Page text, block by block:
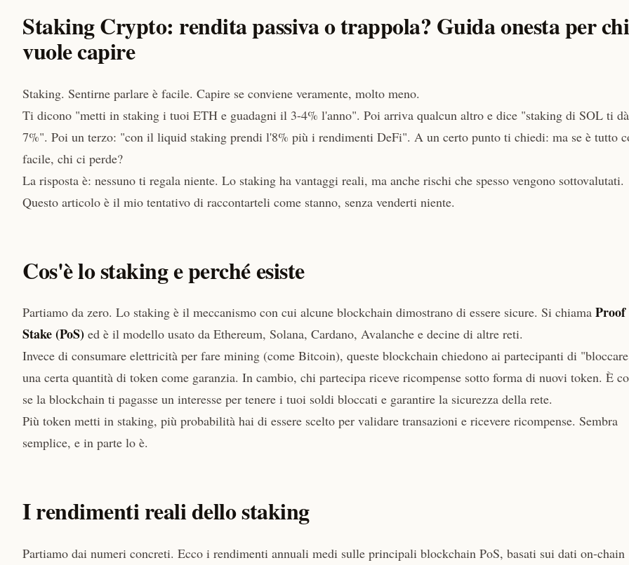
Staking Crypto: rendita passiva o trappola? Guida onesta per chi
vuole capire
Staking. Sentirne parlare è facile. Capire se conviene veramente, molto meno.
Ti dicono "metti in staking i tuoi ETH e guadagni il 3-4% l'anno". Poi arriva qualcun altro e dice "staking di SOL ti
7%". Poi un terzo: "con il liquid staking prendi l'8% più i rendimenti DeFi". A un certo punto ti chiedi: ma se è tutto
facile, chi ci perde?
La risposta è: nessuno ti regala niente. Lo staking ha vantaggi reali, ma anche rischi che spesso vengono sottovalutati.
Questo articolo è il mio tentativo di raccontarteli come stanno, senza venderti niente.
Cos'è lo staking e perché esiste
Partiamo da zero. Lo staking è il meccanismo con cui alcune blockchain dimostrano di essere sicure. Si chiama Proof
Stake (PoS) ed è il modello usato da Ethereum, Solana, Cardano, Avalanche e decine di altre reti.
Invece di consumare elettricità per fare mining (come Bitcoin), queste blockchain chiedono ai partecipanti di
una certa quantità di token come garanzia. In cambio, chi partecipa riceve ricompense sotto forma di nuovi token. È
se la blockchain ti pagasse un interesse per tenere i tuoi soldi bloccati e garantire la sicurezza della rete.
Più token metti in staking, più probabilità hai di essere scelto per validare transazioni e ricevere ricompense. Sembra
semplice, e in parte lo è.
I rendimenti reali dello staking
Partiamo dai numeri concreti. Ecco i rendimenti annuali medi sulle principali blockchain PoS, basati sui dati on-chain